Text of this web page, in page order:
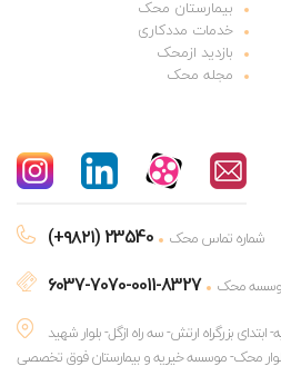
بیمارستان محک
خدمات مددکاری
بازدید ازمحک
مجله محک
(+۹۸۲۱) 23540 شماره تماس محک
6037-7070-0011-8327
محک
ابتدای بزرگراه ارتش- سه راه ازگل- بلوار شهید
بلوار محک- موسسه خیریه و بیمارستان فوق تخصصی